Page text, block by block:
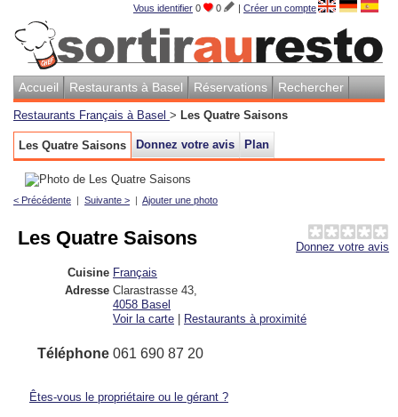
Vous identifier 0 0 | Créer un compte
Accueil Restaurants à Basel Réservations Rechercher
Restaurants Français à Basel > Les Quatre Saisons
Les Quatre Saisons Donnez votre avis Plan
< Précédente | Suivante > | Ajouter une photo
Donnez votre avis
Les Quatre Saisons
Cuisine Français
Adresse Clarastrasse 43
4058 Basel
Voir la carte
Restaurants à proximité
Téléphone 061 690 87 20
Êtes-vous le propriétaire ou le gérant ?